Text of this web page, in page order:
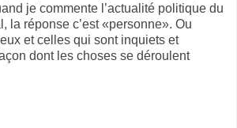
je commente l’actualité politique du
la réponse c’est «personne». Ou
et celles qui sont inquiets et
dont les choses se déroulent